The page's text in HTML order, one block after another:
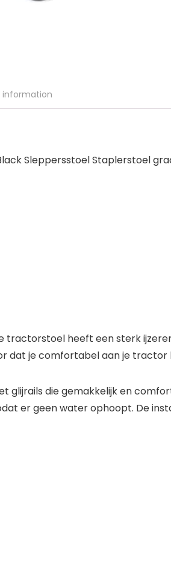
information
Sleppersstoel Staplerstoel
tractorstoel heeft een sterk
dat je comfortabel aan je tractor
glijrails die gemakkelijk en
er geen water ophoopt. De